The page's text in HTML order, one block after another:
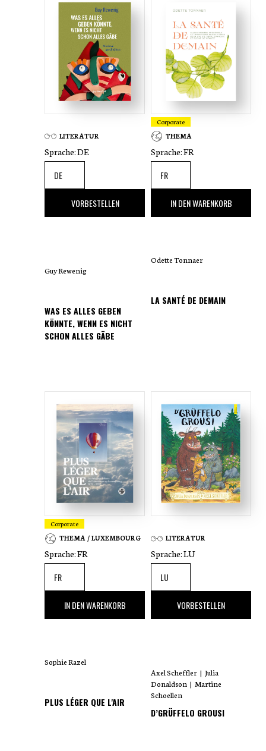
Robert Schofield has written a wonderful
story about happiness, love, greed – and
tulips. The fabulous illustrations by Carlo
Schmitz make this book unique, for
children and adults alike.
The book is also available in
LITERATUR
Sprache:DE
,00 €VORBESTELLEN
Guy Rewenig
WAS ES ALLES GEBEN
KÖNNTE, WENN ES NICHT
SCHON ALLES GÄBE
Corporate
THEMA
Sprache:FR
,00 €
IN DEN WARENKORB
Odette Tonnaer
LA SANTÉ DE DEMAIN
Corporate
THEMA / LUXEMBOURG
Sprache:FR
,00 €
IN DEN WARENKORB
Sophie Razel
PLUS LÉGER QUE L'AIR
LITERATUR
Sprache:LU
,00 €VORBESTELLEN
Axel Scheffler | Julia
Donaldson | Martine
Schoellen
D’GRÜFFELO GROUSI